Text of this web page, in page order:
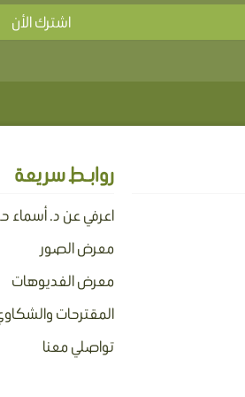
اشترك الأن
روابـط سريعة
اعرفي عن د. أسماء
معرض الصور
معرض الفديوهات
المقترحات
تواصلي معنا